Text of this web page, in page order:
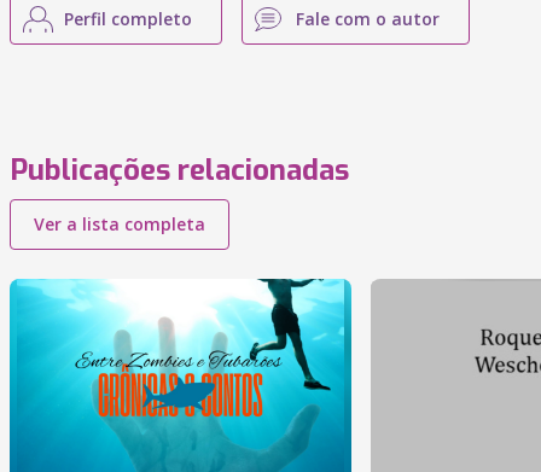
Perfil completo Fale com o autor
Publicações relacionadas
Ver a lista completa